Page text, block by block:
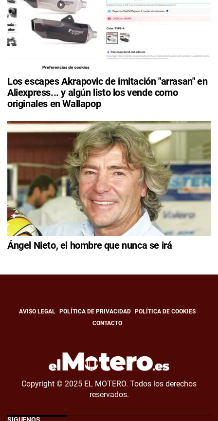
Los escapes Akrapovic de imitación "arrasan" en
Aliexpress... y algún listo los vende como
originales en Wallapop
Ángel Nieto, el hombre que nunca se irá
AVISO LEGAL POLÍTICA DE PRIVACIDAD
POLÍTICA DE COOKIES
CONTACTO
Copyright © 2025 EL MOTERO. Todos los derechos
reservados.